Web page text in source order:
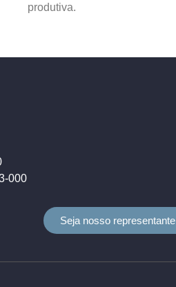
produtiva.
000
Seja nosso representante